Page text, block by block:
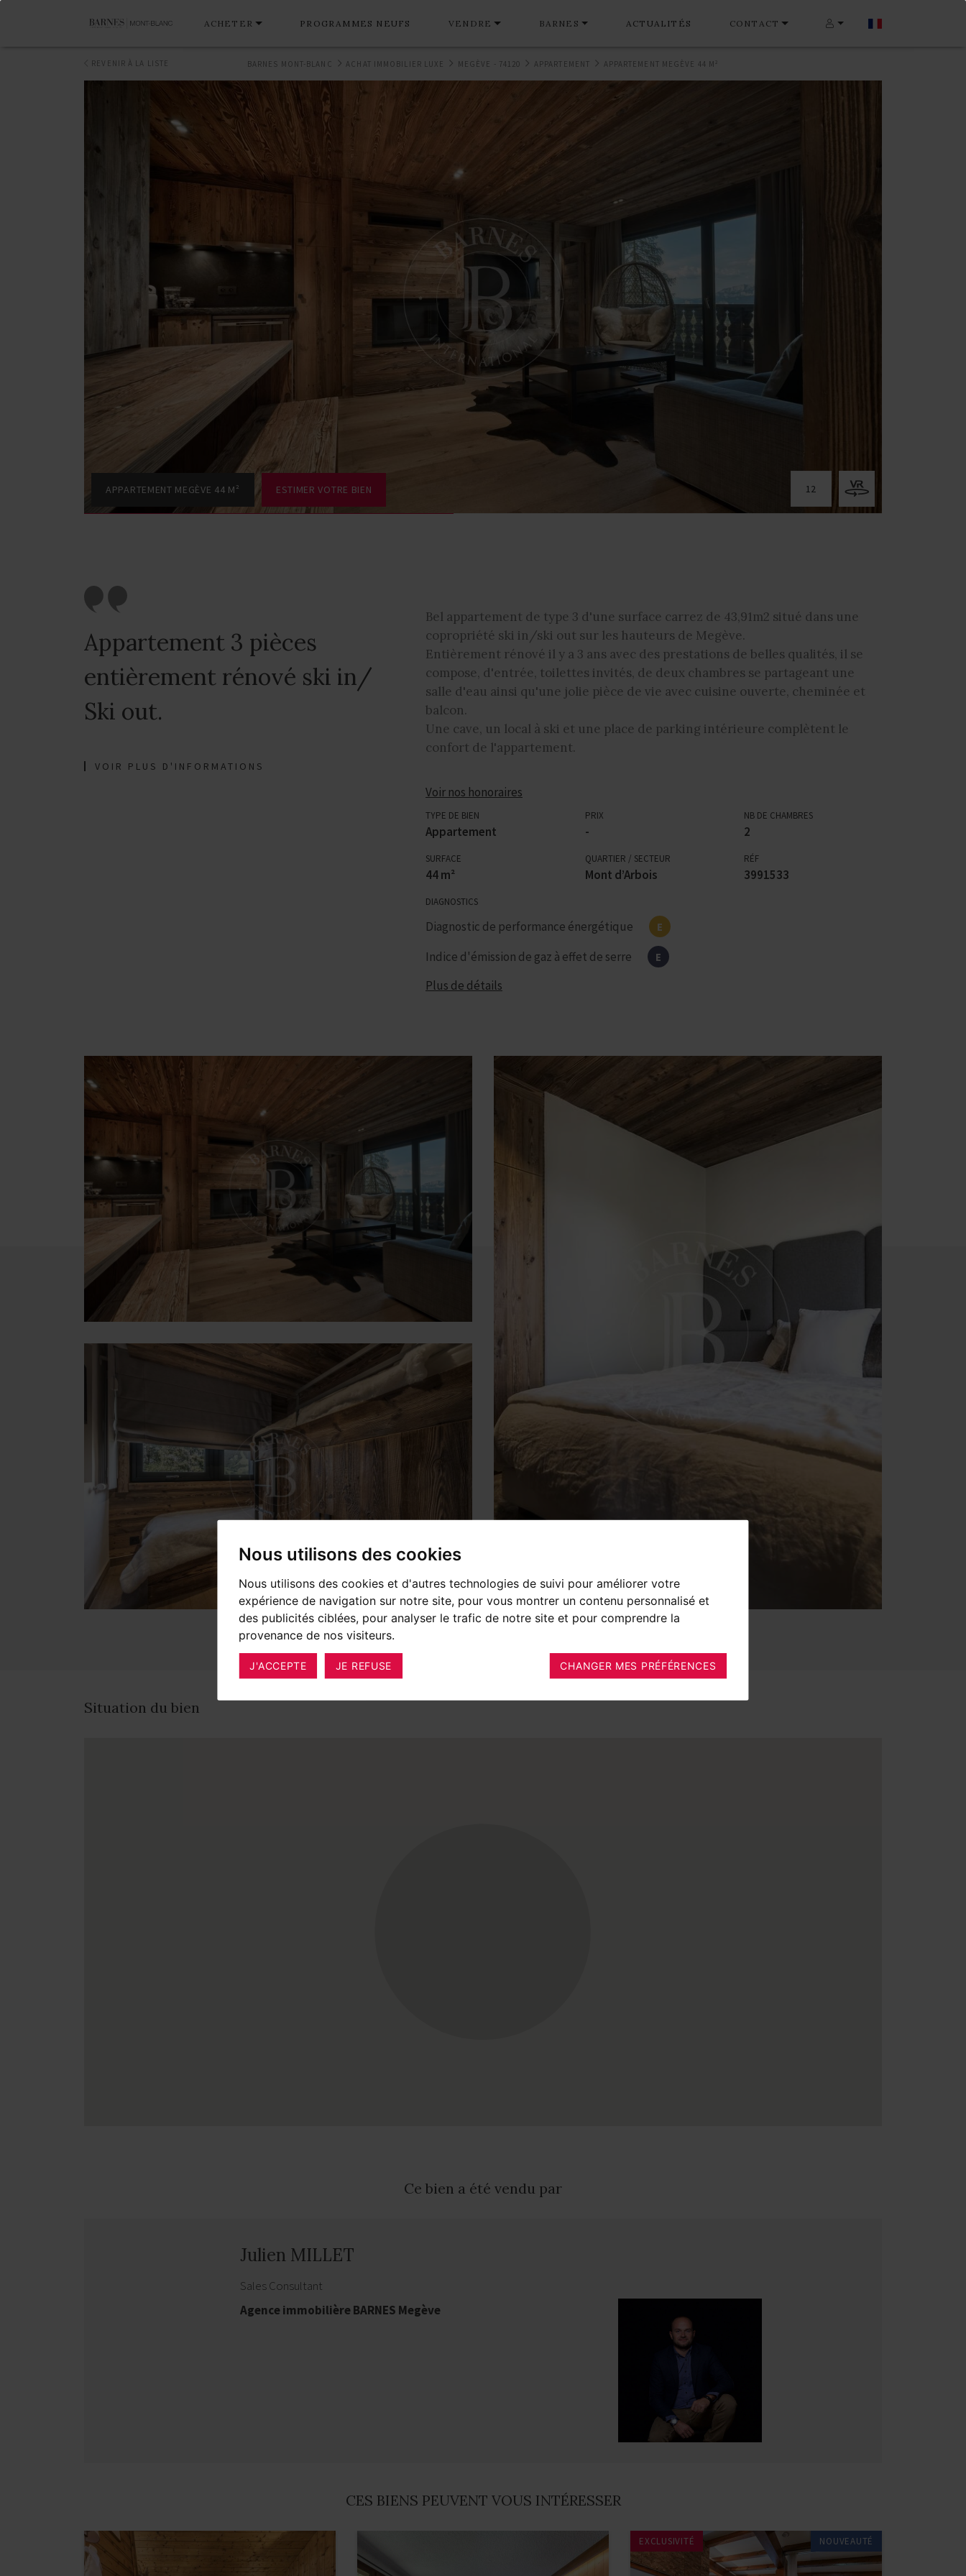
Nous utilisons des cookies
Nous utilisons des cookies et d'autres technologies de suivi pour améliorer votre
expérience de navigation sur notre site, pour vous montrer un contenu personnalisé et
des publicités ciblées, pour analyser le trafic de notre site et pour comprendre la
provenance de nos visiteurs.
J'ACCEPTE JE REFUSE CHANGER MES PRÉFÉRENCES
ACHETER PROGRAMMES NEUFS VENDRE BARNES ACTUALITÉS CONTACT
BARNES MONT-BLANC ACHAT IMMOBILIER LUXE MEGÈVE - 74120 APPARTEMENT APPARTEMENT MEGÈVE 44 M²
REVENIR À LA LISTE
APPARTEMENT MEGÈVE 44 M² ESTIMER VOTRE BIEN 12
Appartement 3 pièces
entièrement rénové ski in/
Ski out.
VOIR PLUS D'INFORMATIONS
Bel appartement de type 3 d'une surface carrez de 43,91m2 situé dans une
copropriété ski in/ski out sur les hauteurs de Megève.
Entièrement rénové il y a 3 ans avec des prestations de belles qualités, il se
compose, d'entrée, toilettes invités, de deux chambres se partageant une
salle d'eau ainsi qu'une jolie pièce de vie avec cuisine ouverte, cheminée et
balcon.
Une cave, un local à ski et une place de parking intérieure complètent le
confort de l'appartement.
Voir nos honoraires
TYPE DE BIEN
Appartement
PRIX
-
NB DE CHAMBRES
2
SURFACE
44 m²
QUARTIER / SECTEUR
Mont d’Arbois
RÉF
3991533
DIAGNOSTICS
Diagnostic de performance énergétique E
Indice d'émission de gaz à effet de serre E
Plus de détails
Situation du bien
Ce bien a été vendu par
Julien MILLET
Sales Consultant
Agence immobilière BARNES Megève
CES BIENS PEUVENT VOUS INTÉRESSER
EXCLUSIVITÉ NOUVEAUTÉ